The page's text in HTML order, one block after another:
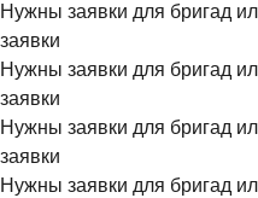
Нужны заявки для бригад
заявки
Нужны заявки для бригад
заявки
Нужны заявки для бригад
заявки
Нужны заявки для бригад